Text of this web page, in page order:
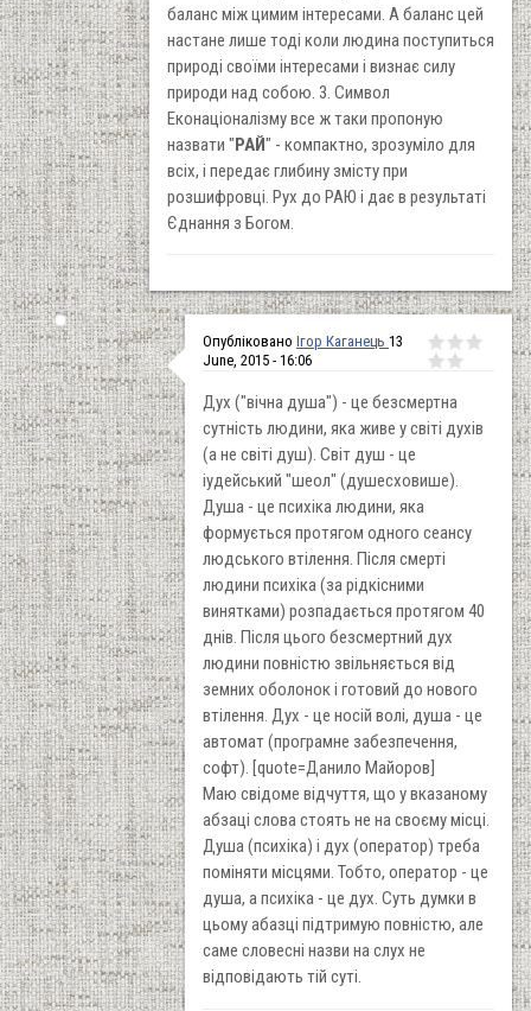
баланс між цимим інтересами. А баланс цей
настане лише тоді коли людина поступиться
природі своїми інтересами і визнає силу
природи над собою. 3. Символ
Еконаціоналізму все ж таки пропоную
назвати "РАЙ" - компактно, зрозуміло для
всіх, і передає глибину змісту при
розшифровці. Рух до РАЮ і дає в результаті
Єднання з Богом.
Опубліковано Ігор Каганець 13
June, 2015 - 16:06
Дух ("вічна душа") - це безсмертна
сутність людини, яка живе у світі духів
(а не світі душ). Світ душ - це
іудейський "шеол" (душесховише).
Душа - це психіка людини, яка
формується протягом одного сеансу
людського втілення. Після смерті
людини психіка (за рідкісними
винятками) розпадається протягом 40
днів. Після цього безсмертний дух
людини повністю звільняється від
земних оболонок і готовий до нового
втілення. Дух - це носій волі, душа - це
автомат (програмне забезпечення,
софт). [quote=Данило Майоров]
Маю свідоме відчуття, що у вказаному
абзаці слова стоять не на своєму місці.
Душа (психіка) і дух (оператор) треба
поміняти місцями. Тобто, оператор - це
душа, а психіка - це дух. Суть думки в
цьому абазці підтримую повністю, але
саме словесні назви на слух не
відповідають тій суті.